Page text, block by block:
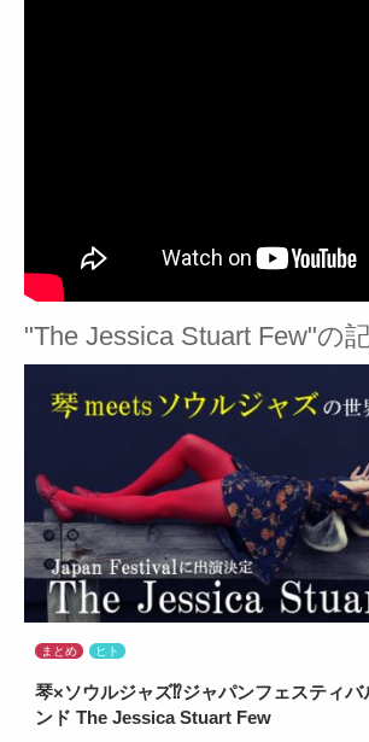
"The Jessica Stuart Few"の
まとめ ヒト
琴×ソウルジャズ⁉ジャパンフェスティバ
ンド The Jessica Stuart Few